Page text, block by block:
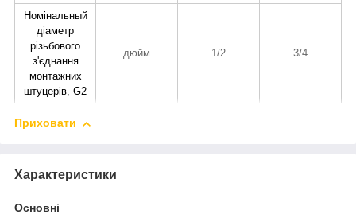
Номінальный
діаметр
різьбового
з'єднання
монтажних
штуцерів, G2
дюйм 1/2 3/4
Приховати
Характеристики
Основні